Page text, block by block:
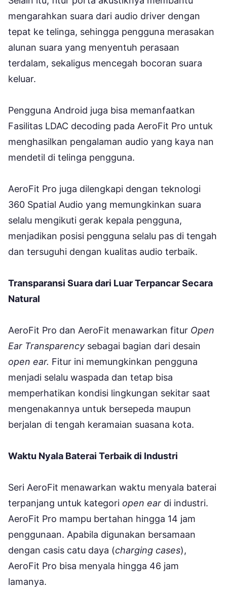
mengarahkan suara dari audio driver dengan
tepat ke telinga, sehingga pengguna merasakan
alunan suara yang menyentuh perasaan
terdalam, sekaligus mencegah bocoran suara
keluar.
Pengguna Android juga bisa memanfaatkan
Fasilitas LDAC decoding pada AeroFit Pro untuk
menghasilkan pengalaman audio yang kaya nan
mendetil di telinga pengguna.
AeroFit Pro juga dilengkapi dengan teknologi
360 Spatial Audio yang memungkinkan suara
selalu mengikuti gerak kepala pengguna,
menjadikan posisi pengguna selalu pas di tengah
dan tersuguhi dengan kualitas audio terbaik.
Transparansi Suara dari Luar Terpancar Secara
Natural
AeroFit Pro dan AeroFit menawarkan fitur Open
Ear Transparency sebagai bagian dari desain
open ear. Fitur ini memungkinkan pengguna
menjadi selalu waspada dan tetap bisa
memperhatikan kondisi lingkungan sekitar saat
mengenakannya untuk bersepeda maupun
berjalan di tengah keramaian suasana kota.
Waktu Nyala Baterai Terbaik di Industri
Seri AeroFit menawarkan waktu menyala baterai
terpanjang untuk kategori open ear di industri.
AeroFit Pro mampu bertahan hingga 14 jam
penggunaan. Apabila digunakan bersamaan
dengan casis catu daya (charging cases),
AeroFit Pro bisa menyala hingga 46 jam
lamanya.